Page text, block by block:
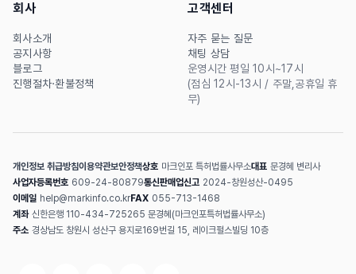
회사
회사소개
공지사항
블로그
진행절차·환불정책
고객센터
자주 묻는 질문
채팅 상담
운영시간 평일 10시~17시
(점심 12시-13시 / 주말,공휴일 휴
무)
개인정보 취급방침이용약관보안정책상호 마크인포 특허법률사무소대표 문경혜 변리사
사업자등록번호 609-24-80879통신판매업신고 2024-창원성산-0495
이메일 help@markinfo.co.krFAX 055-713-1468
계좌 신한은행 110-434-725265 문경혜(마크인포특허법률사무소)
주소 경상남도 창원시 성산구 용지로169번길 15, 레이크펄스빌딩 10층